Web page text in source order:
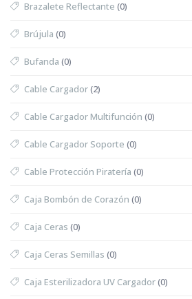
Brazalete Reflectante (0)
Brújula (0)
Bufanda (0)
Cable Cargador(2)
Cable Cargador Multifunción (0)
Cable Cargador Soporte (0)
Cable Protección Piratería (0)
Caja Bombón de Corazón (0)
Caja Ceras (0)
Caja Ceras Semillas (0)
Caja Esterilizadora UV Cargador(0)